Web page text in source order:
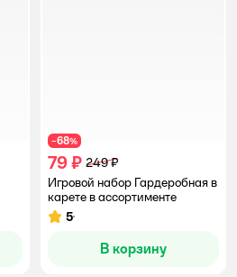
−68%
79 ₽ 249 ₽
Игровой набор Гардеробная в
карете в ассортименте
Рейтинг:
5
В корзину